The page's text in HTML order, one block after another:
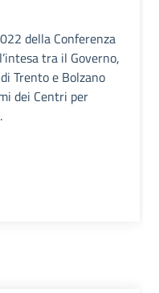
della Conferenza
tra il Governo,
Trento e Bolzano
dei Centri per